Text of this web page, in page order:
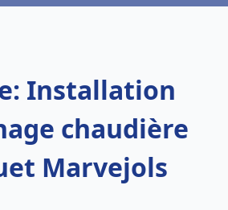
Installation
chaudière
Marvejols